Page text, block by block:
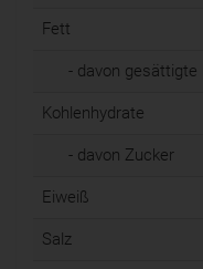
Fett
- davon gesättigte
Kohlenhydrate
- davon Zucker
Eiweiß
Salz